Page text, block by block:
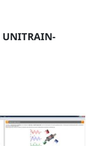
UNITRAIN-